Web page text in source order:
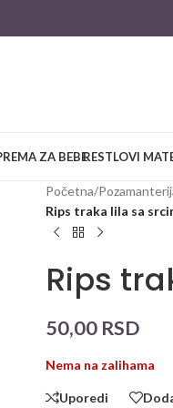
ZA BEBERESTLOVI
Početna/
Rips traka lila sa
Rips
50,00 RSD
Nema na zalihama
Uporedi